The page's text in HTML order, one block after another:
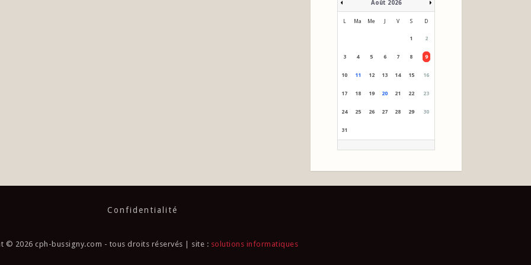
Août 2026
Ma Me V S D
1 2
3 4 5 6 7 8 9
10 11 12 13 14 15 16
17 18 19 20 21 22 23
24 25 26 27 28 29 30
31
Confidentialité
© 2026 cph-bussigny.com - tous droits réservés | site : solutions informatiques